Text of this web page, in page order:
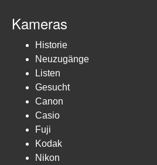
Kameras
Historie
Neuzugänge
Listen
Gesucht
Canon
Casio
Fuji
Kodak
Nikon